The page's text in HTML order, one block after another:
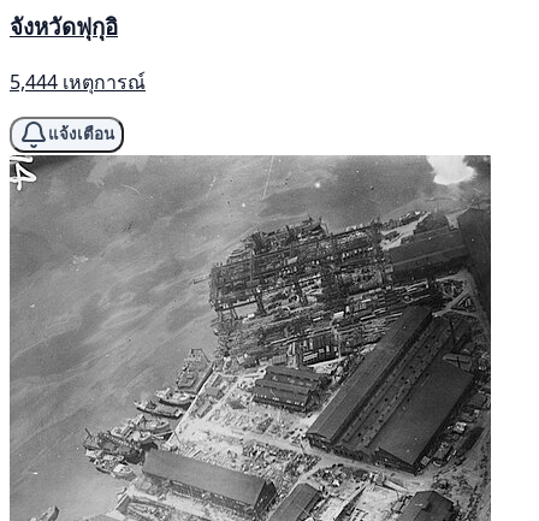
จังหวัดฟุกุอิ
5,444 เหตุการณ์
แจ้งเตือน